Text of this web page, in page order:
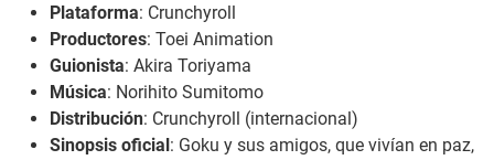
Plataforma: Crunchyroll
Productores: Toei Animation
Guionista: Akira Toriyama
Música: Norihito Sumitomo
Distribución: Crunchyroll (internacional)
Sinopsis oficial : Goku y sus amigos, que vivían en paz,